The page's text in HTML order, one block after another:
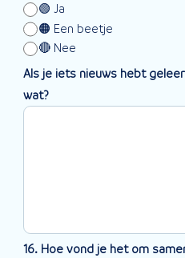
🟢 Ja
🟠 Een beetje
🔴 Nee
Als je iets nieuws hebt
wat?
16. Hoe vond je het om